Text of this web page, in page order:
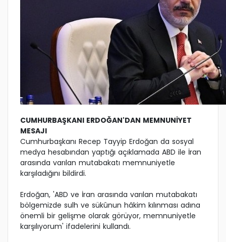
CUMHURBAŞKANI ERDOĞAN'DAN MEMNUNİYET
MESAJI
Cumhurbaşkanı Recep Tayyip Erdoğan da sosyal
medya hesabından yaptığı açıklamada ABD ile İran
arasında varılan mutabakatı memnuniyetle
karşıladığını bildirdi.
Erdoğan, 'ABD ve İran arasında varılan mutabakatı
bölgemizde sulh ve sükûnun hâkim kılınması adına
önemli bir gelişme olarak görüyor, memnuniyetle
karşılıyorum' ifadelerini kullandı.